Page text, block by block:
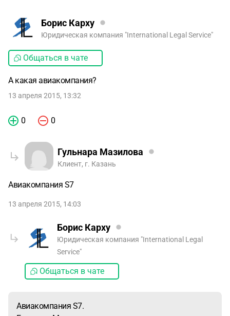
Борис Карху
Юридическая компания "International Legal Service"
Общаться в чате
А какая авиакомпания?
13 апреля 2015, 13:32
0 0
Гульнара Мазилова
Клиент, г. Казань
Авиакомпания S7
13 апреля 2015, 14:03
Борис Карху
Юридическая компания "International Legal
Service"
Общаться в чате
Авиакомпания S7.